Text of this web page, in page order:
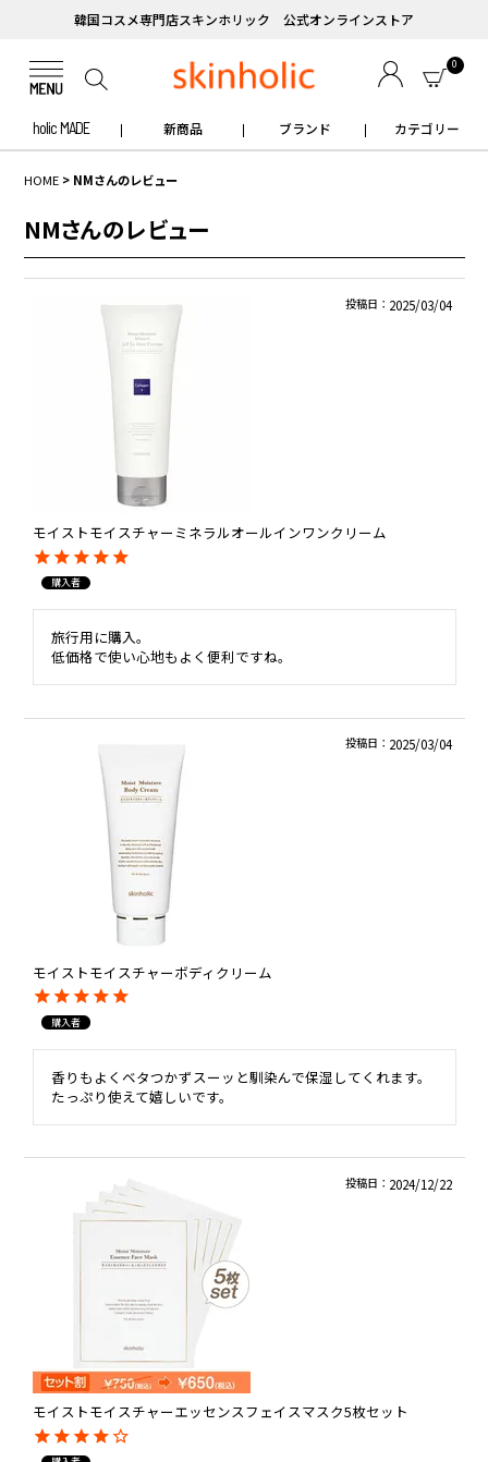
韓国コスメ専門店スキンホリック 公式オンラインストア
0
holic MADE 新商品 ブランド カテゴリー
HOME NMさんのレビュー
NMさんのレビュー
モイストモイスチャーミネラルオールインワンクリーム
購入者
投稿日 2025/03/04
旅行用に購入。
低価格で使い心地もよく便利ですね。
モイストモイスチャーボディクリーム
購入者
投稿日 2025/03/04
香りもよくベタつかずスーッと馴染んで保湿してくれます。
たっぷり使えて嬉しいです。
モイストモイスチャーエッセンスフェイスマスク5枚セット
投稿日 2024/12/22